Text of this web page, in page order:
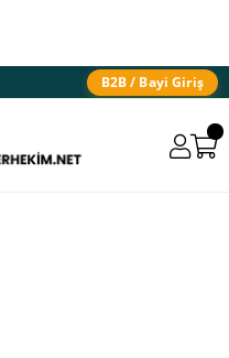
B2B / Bayi Giriş